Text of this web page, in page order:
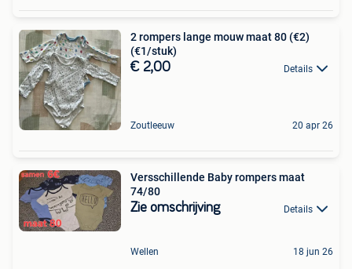
2 rompers lange mouw maat 80 (€2)
(€1/stuk)
€ 2,00 Details
Zoutleeuw 20 apr 26
Versschillende Baby rompers maat
74/80
Zie omschrijving Details
Wellen 18 jun 26